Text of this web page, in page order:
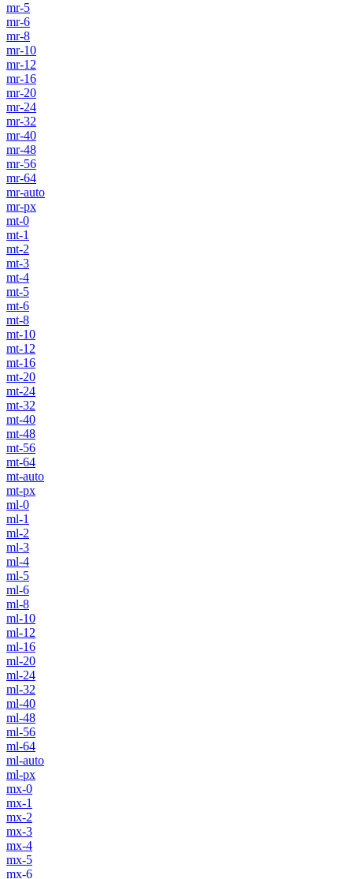
mr-5
mr-6
mr-8
mr-10
mr-12
mr-16
mr-20
mr-24
mr-32
mr-40
mr-48
mr-56
mr-64
mr-auto
mr-px
mt-0
mt-1
mt-2
mt-3
mt-4
mt-5
mt-6
mt-8
mt-10
mt-12
mt-16
mt-20
mt-24
mt-32
mt-40
mt-48
mt-56
mt-64
mt-auto
mt-px
ml-0
ml-1
ml-2
ml-3
ml-4
ml-5
ml-6
ml-8
ml-10
ml-12
ml-16
ml-20
ml-24
ml-32
ml-40
ml-48
ml-56
ml-64
ml-auto
ml-px
mx-0
mx-1
mx-2
mx-3
mx-4
mx-5
mx-6